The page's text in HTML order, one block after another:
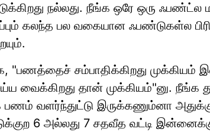
நல்லது. நீங்க ஒரே ஒரு
கலந்த பல வகையான ஃபண்டுகள்ல
"பணத்தைச் சம்பாதிக்கிறது
வைக்கிறது தான் முக்கியம்"னு. நீங்க
பணம் வளர்ந்துட்டு இருக்கணும்னா
6 அல்லது 7 சதவீத வட்டி